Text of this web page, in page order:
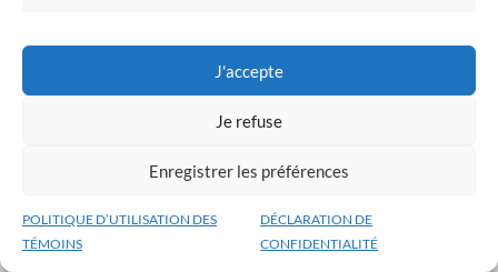
J'accepte
Je refuse
Enregistrer les préférences
POLITIQUE D’UTILISATION DES
TÉMOINS
DÉCLARATION DE
CONFIDENTIALITÉ
Votre adresse e-mail ne sera pas publiée.Les champs
obligatoires sont indiqués avec*